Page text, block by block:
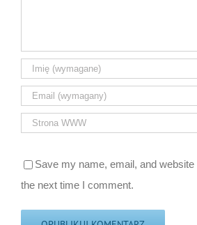
Save my name, email, and website